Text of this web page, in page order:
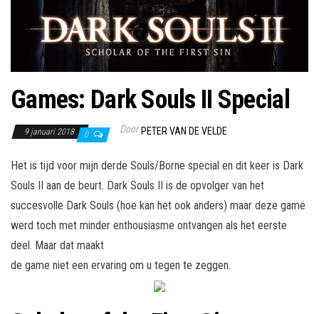
Games: Dark Souls II Special
9 januari 2018 0 Door PETER VAN DE VELDE
Het is tijd voor mijn derde Souls/Borne special en dit keer is Dark
Souls II aan de beurt. Dark Souls II is de opvolger van het
succesvolle Dark Souls (hoe kan het ook anders) maar deze game
werd toch met minder enthousiasme ontvangen als het eerste
deel. Maar dat maakt
de game niet een ervaring om u tegen te zeggen.